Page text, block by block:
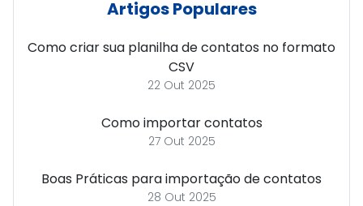
Artigos Populares
Como criar sua planilha de contatos no formato
CSV
22 Out 2025
Como importar contatos
27 Out 2025
Boas Práticas para importação de contatos
28 Out 2025